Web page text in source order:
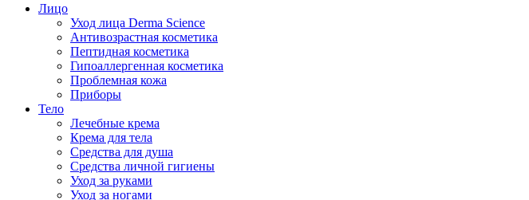
Лицо
Уход лица Derma Science
Антивозрастная косметика
Пептидная косметика
Гипоаллергенная косметика
Проблемная кожа
Приборы
Тело
Лечебные крема
Крема для тела
Средства для душа
Средства личной гигиены
Уход за руками
Уход за ногами